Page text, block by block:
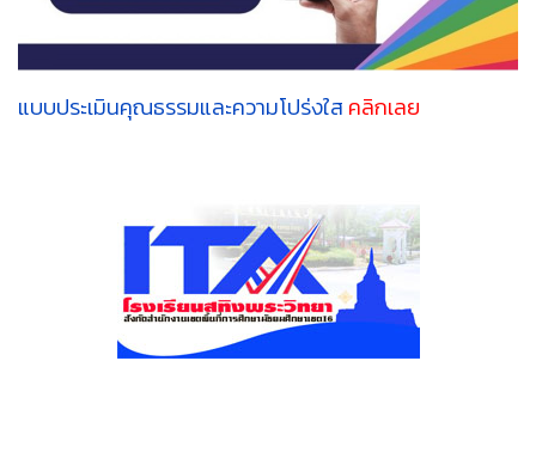
แบบประเมินคุณธรรมและความโปร่งใส คลิกเลย